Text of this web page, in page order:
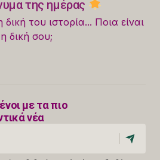
της ημέρας
του ιστορία... Ποια είναι
η δική σου;
με τα πιο
νέα